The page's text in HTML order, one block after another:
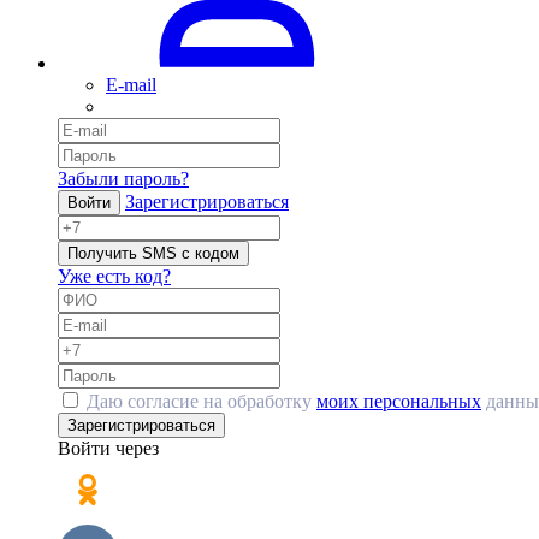
E-mail
Забыли пароль?
Войти Зарегистрироваться
Получить SMS с кодом
Уже есть код?
Даю согласие на обработку моих персональных
Зарегистрироваться
Войти через